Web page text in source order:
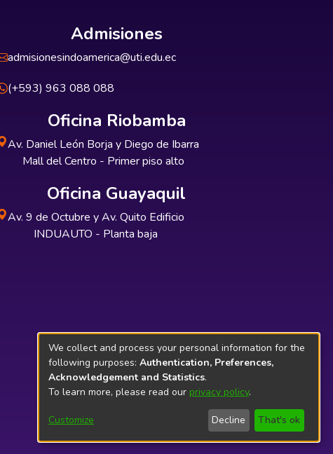
Admisiones
admisionesindoamerica@uti.edu.ec
(+593) 963 088 088
Oficina Riobamba
Av. Daniel León Borja y Diego de Ibarra
Mall del Centro - Primer piso alto
Oficina Guayaquil
Av. 9 de Octubre y Av. Quito Edificio
INDUAUTO - Planta baja
We collect and process your personal information for the
following purposes: Authentication, Preferences,
Acknowledgement and Statistics.
To learn more, please read our privacy policy.
Customize Decline That's ok